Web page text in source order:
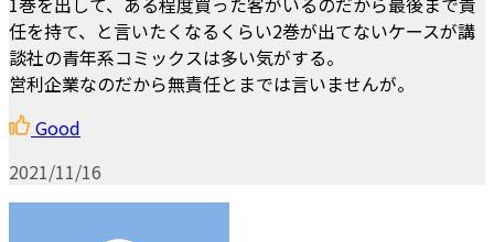
任を持て、と言いたくなるくらい2巻が出てないケースが講
談社の青年系コミックスは多い気がする。
営利企業なのだから無責任とまでは言いませんが。
Good
2021/11/16